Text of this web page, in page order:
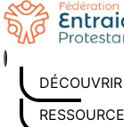
Aller au contenu